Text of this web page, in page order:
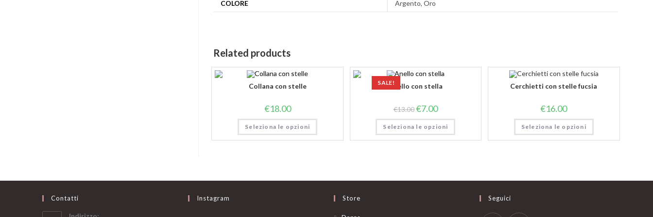
COLORE Argento, Oro
Related products
Collana con stelle
€18.00
Seleziona le opzioni
SALE!Anello con stella
€13.00€7.00
Seleziona le opzioni
Cerchietti con stelle fucsia
€16.00
Seleziona le opzioni
Contatti Instagram Store Seguici